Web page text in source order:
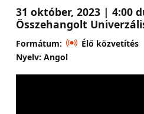
31 október, 2023 | 4:00
Összehangolt
Formátum:
Élő közvetítés
Nyelv: Angol